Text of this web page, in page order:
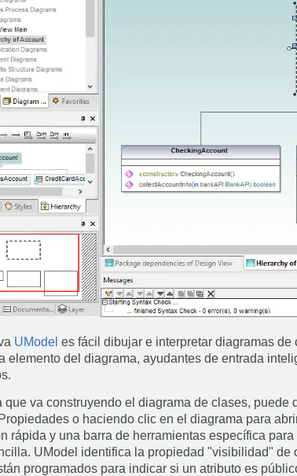
UModel es fácil dibujar e interpretar diagramas
elemento del diagrama, ayudantes de entrada
que va construyendo el diagrama de clases,
o haciendo clic en el diagrama para
rápida y una barra de herramientas específica
UModel identifica la propiedad "visibilidad"
programados para indicar si un atributo es